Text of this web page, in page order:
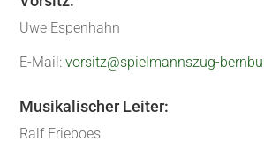
Uwe Espenhahn
E-Mail:vorsitz@spielmannszug-
Musikalischer Leiter:
Ralf Frieboes